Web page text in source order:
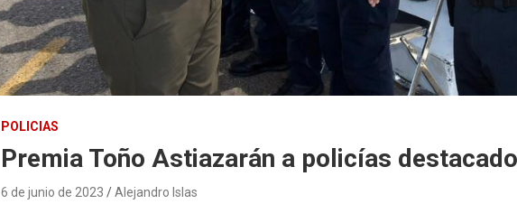
POLICIAS
Premia Toño Astiazarán a policías
6 de junio de 2023 Alejandro Islas